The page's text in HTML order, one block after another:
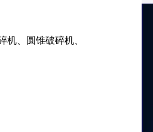
、圆锥破碎机、